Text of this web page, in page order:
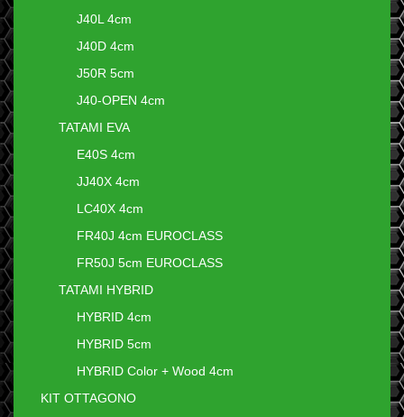
J40L 4cm
J40D 4cm
J50R 5cm
J40-OPEN 4cm
TATAMI EVA
E40S 4cm
JJ40X 4cm
LC40X 4cm
FR40J 4cm EUROCLASS
FR50J 5cm EUROCLASS
TATAMI HYBRID
HYBRID 4cm
HYBRID 5cm
HYBRID Color + Wood 4cm
KIT OTTAGONO